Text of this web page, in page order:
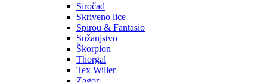
Siročad
Skriveno lice
Spirou & Fantasio
Sužanjstvo
Škorpion
Thorgal
Tex Willer